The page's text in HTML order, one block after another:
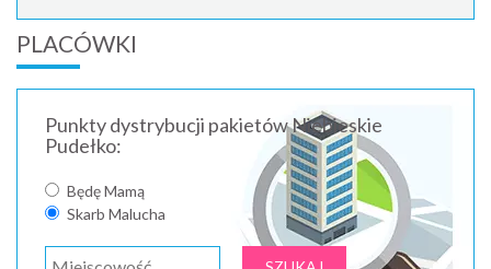
PLACÓWKI
Punkty dystrybucji pakietów Niebieskie
Pudełko:
Będę Mamą
Skarb Malucha